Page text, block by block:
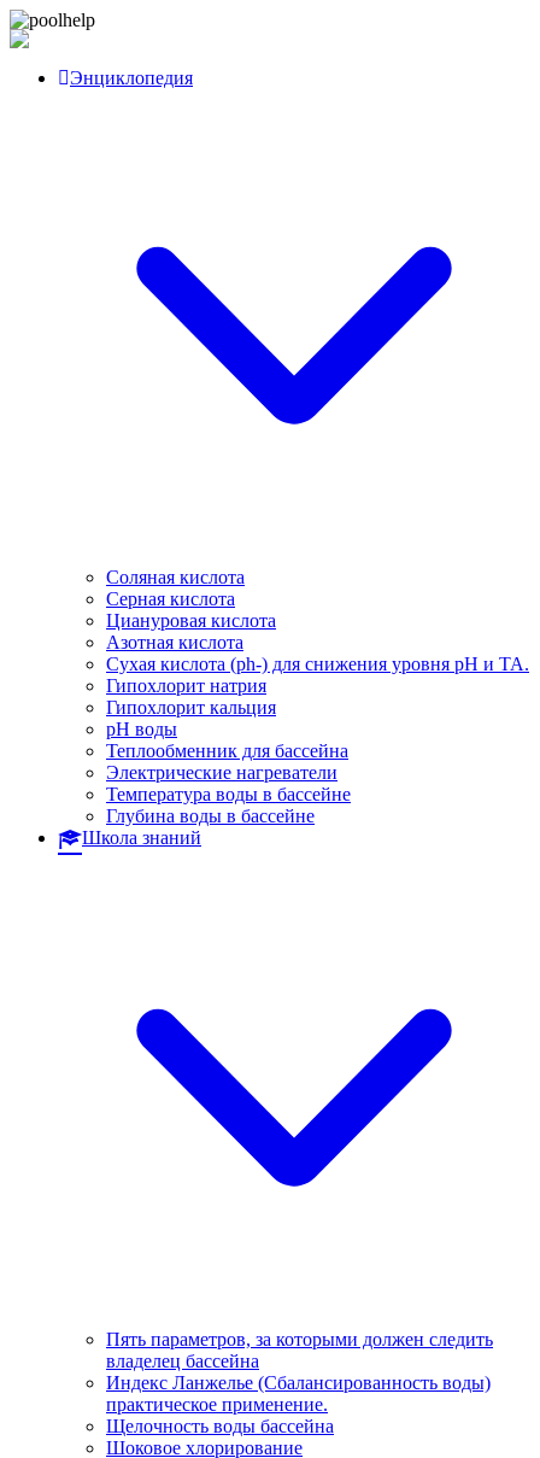
Перейти
к
poolhelp
Энциклопедия
Соляная кислота
Серная кислота
Циануровая кислота
Азотная кислота
Сухая кислота (ph-) для снижения уровня pH и TA.
Гипохлорит натрия
Гипохлорит кальция
pH воды
Теплообменник для бассейна
Электрические нагреватели
Температура воды в бассейне
Глубина воды в бассейне
Школа знаний
Пять параметров, за которыми должен следить
владелец бассейна
Индекс Ланжелье (Сбалансированность воды)
практическое применение.
Щелочность воды бассейна
Шоковое хлорирование